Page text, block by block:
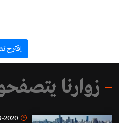
إقترح
زوارنا
2020